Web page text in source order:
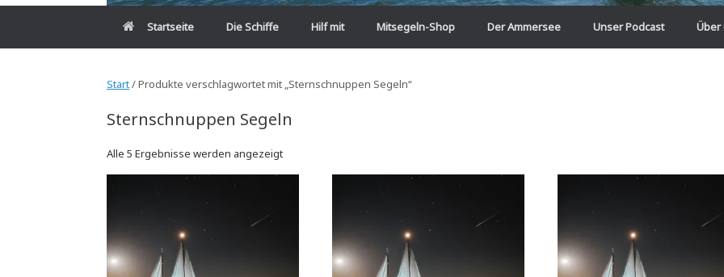
Startseite Die Schiffe Hilf mit Mitsegeln-Shop Der Ammersee Unser Podcast Über
Start/ Produkte verschlagwortet mit „Sternschnuppen Segeln“
Sternschnuppen Segeln
Alle 5 Ergebnisse werden angezeigt